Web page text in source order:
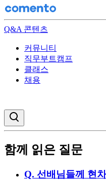
Q&A 콘텐츠
커뮤니티
직무부트캠프
클래스
채용
함께 읽은 질문
Q. 선배님들께 현